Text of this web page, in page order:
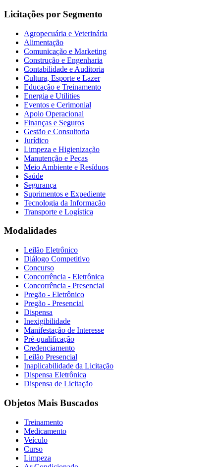
Licitações por Segmento
Agropecuária e Veterinária
Alimentação
Comunicação e Marketing
Construção e Engenharia
Contabilidade e Auditoria
Cultura, Esporte e Lazer
Educação e Treinamento
Energia e Utilities
Eventos e Cerimonial
Apoio Operacional
Finanças e Seguros
Gestão e Consultoria
Jurídico
Limpeza e Higienização
Manutenção e Peças
Meio Ambiente e Resíduos
Saúde
Segurança
Suprimentos e Expediente
Tecnologia da Informação
Transporte e Logística
Modalidades
Leilão Eletrônico
Diálogo Competitivo
Concurso
Concorrência - Eletrônica
Concorrência - Presencial
Pregão - Eletrônico
Pregão - Presencial
Dispensa
Inexigibilidade
Manifestação de Interesse
Pré-qualificação
Credenciamento
Leilão Presencial
Inaplicabilidade da Licitação
Dispensa Eletrônica
Dispensa de Licitação
Objetos Mais Buscados
Treinamento
Medicamento
Veículo
Curso
Limpeza